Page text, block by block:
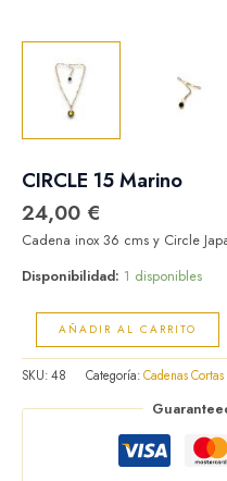
CIRCLE 15 Marino
24,00 €
Cadena inox 36 cms y Circle
Disponibilidad: 1 disponibles
AÑADIR AL CARRITO
SKU:48 Categoría:Cadenas Cortas